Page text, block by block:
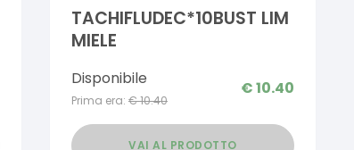
TACHIFLUDEC*10BUST LIM
MIELE
Disponibile
Prima era: €10.40
€10.40
VAI AL PRODOTTO